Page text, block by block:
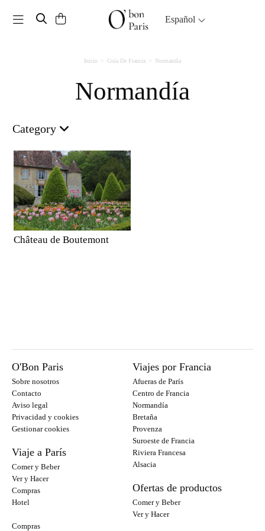
Toggle navigation Español
Inicio Guía De Francia Normandía
Normandía
Category
Château de Boutemont
O'Bon Paris
Sobre nosotros
Contacto
Aviso legal
Privacidad y cookies
Gestionar cookies
Viaje a París
Comer y Beber
Ver y Hacer
Compras
Hotel
Viajes por Francia
Afueras de París
Centro de Francia
Normandía
Bretaña
Provenza
Suroeste de Francia
Riviera Francesa
Alsacia
Ofertas de productos
Comer y Beber
Ver y Hacer
Compras